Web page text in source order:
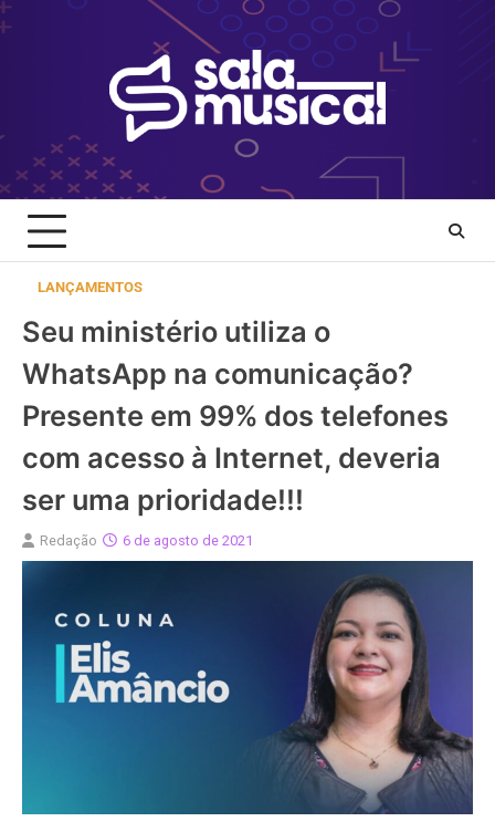
Skip
to
LANÇAMENTOS
Seu ministério utiliza o
WhatsApp na comunicação?
Presente em 99% dos telefones
com acesso à Internet, deveria
ser uma prioridade!!!
Redação 6 de agosto de 2021